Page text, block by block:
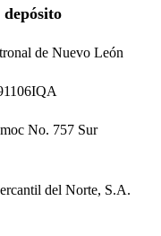
depósito
de Nuevo León
757 Sur
del Norte, S.A.